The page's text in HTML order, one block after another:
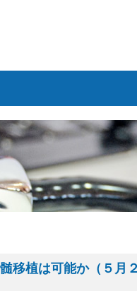
移植は可能か（５月